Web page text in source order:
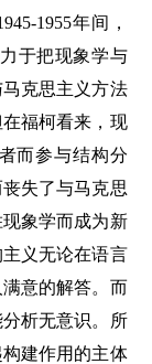
1955年间，
于把现象学与
克思主义方法
福柯看来，现
而参与结构分
失了与马克思
象学而成为新
义无论在语言
意的解答。而
析无意识。所
建作用的主体